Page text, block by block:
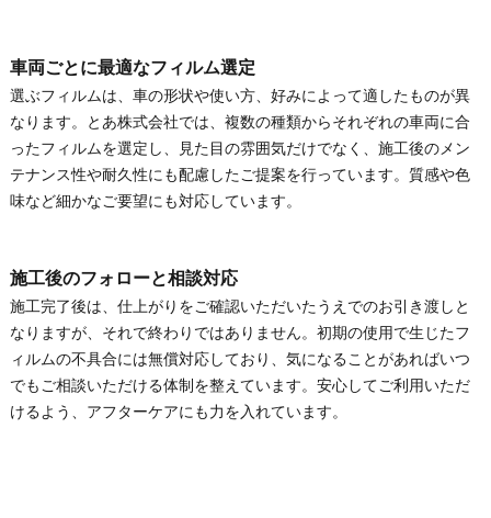
車両ごとに最適なフィルム選定
選ぶフィルムは、車の形状や使い方、好みによって適したものが異
なります。とあ株式会社では、複数の種類からそれぞれの車両に合
ったフィルムを選定し、見た目の雰囲気だけでなく、施工後のメン
テナンス性や耐久性にも配慮したご提案を行っています。質感や色
味など細かなご要望にも対応しています。
施工後のフォローと相談対応
施工完了後は、仕上がりをご確認いただいたうえでのお引き渡しと
なりますが、それで終わりではありません。初期の使用で生じたフ
ィルムの不具合には無償対応しており、気になることがあればいつ
でもご相談いただける体制を整えています。安心してご利用いただ
けるよう、アフターケアにも力を入れています。